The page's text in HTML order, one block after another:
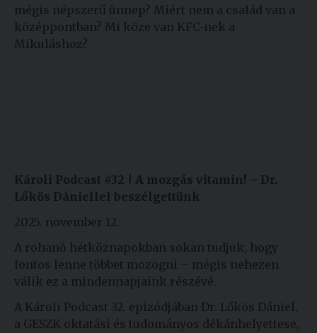
mégis népszerű ünnep? Miért nem a család van a
középpontban? Mi köze van KFC-nek a
Mikuláshoz?
Károli Podcast #32 | A mozgás vitamin! – Dr.
Lőkös Dániellel beszélgettünk
2025. november 12.
A rohanó hétköznapokban sokan tudjuk, hogy
fontos lenne többet mozogni – mégis nehezen
válik ez a mindennapjaink részévé.
A Károli Podcast 32. epizódjában Dr. Lőkös Dániel,
a GESZK oktatási és tudományos dékánhelyettese,